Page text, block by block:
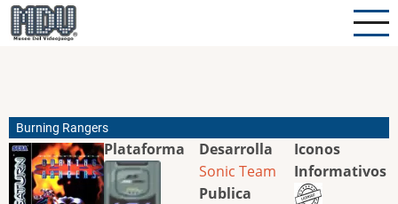
Pasar
al
Burning Rangers
Plataforma
Desarrolla
Sonic Team
Publica
Iconos
Informativos